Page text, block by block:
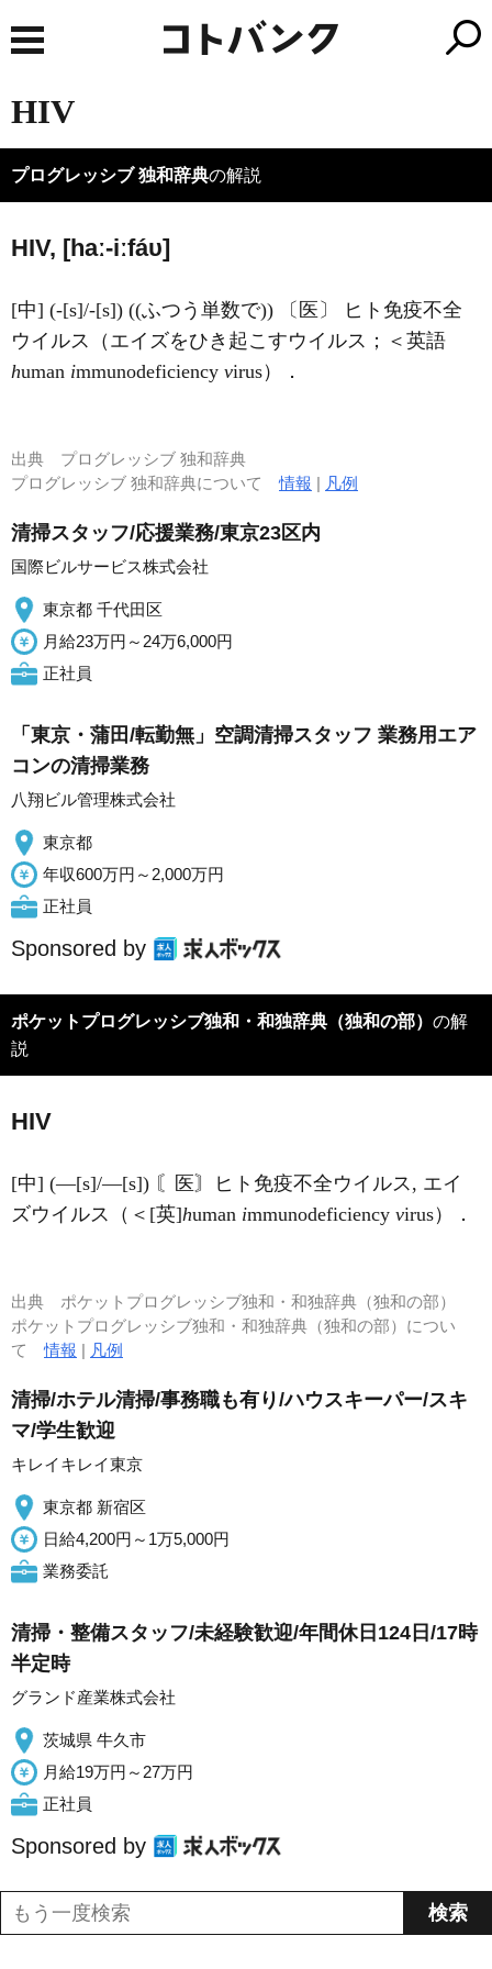
HIV
プログレッシブ 独和辞典の解説
HIV, [haː-iːfáυ]
[中] (-[s]/-[s]) ((ふつう単数で)) 〔医〕 ヒト免疫不全
ウイルス（エイズをひき起こすウイルス；＜英語
human immunodeficiency virus）．
出典 プログレッシブ 独和辞典
プログレッシブ 独和辞典について情報 | 凡例
清掃スタッフ/応援業務/東京23区内
国際ビルサービス株式会社
東京都 千代田区
月給23万円～24万6,000円
正社員
「東京・蒲田/転勤無」空調清掃スタッフ 業務用エア
コンの清掃業務
八翔ビル管理株式会社
東京都
年収600万円～2,000万円
正社員
Sponsored by
ポケットプログレッシブ独和・和独辞典（独和の部） の解
説
HIV
[中] (―[s]/―[s]) 〘医〙ヒト免疫不全ウイルス, エイ
ズウイルス（＜[英]human immunodeficiency virus）．
出典 ポケットプログレッシブ独和・和独辞典（独和の部）
ポケットプログレッシブ独和・和独辞典（独和の部）につい
て情報 | 凡例
清掃/ホテル清掃/事務職も有り/ハウスキーパー/スキ
マ/学生歓迎
キレイキレイ東京
東京都 新宿区
日給4,200円～1万5,000円
業務委託
清掃・整備スタッフ/未経験歓迎/年間休日124日/17時
半定時
グランド産業株式会社
茨城県 牛久市
月給19万円～27万円
正社員
Sponsored by